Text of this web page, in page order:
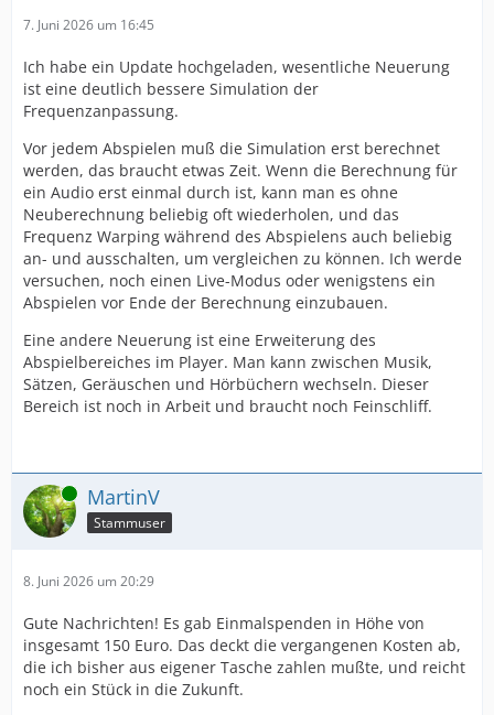
7. Juni 2026 um 16:45
Ich habe ein Update hochgeladen, wesentliche Neuerung
ist eine deutlich bessere Simulation der
Frequenzanpassung.
Vor jedem Abspielen muß die Simulation erst berechnet
werden, das braucht etwas Zeit. Wenn die Berechnung für
ein Audio erst einmal durch ist, kann man es ohne
Neuberechnung beliebig oft wiederholen, und das
Frequenz Warping während des Abspielens auch beliebig
an- und ausschalten, um vergleichen zu können. Ich werde
versuchen, noch einen Live-Modus oder wenigstens ein
Abspielen vor Ende der Berechnung einzubauen.
Eine andere Neuerung ist eine Erweiterung des
Abspielbereiches im Player. Man kann zwischen Musik,
Sätzen, Geräuschen und Hörbüchern wechseln. Dieser
Bereich ist noch in Arbeit und braucht noch Feinschliff.
Online MartinV
Stammuser
8. Juni 2026 um 20:29
Gute Nachrichten! Es gab Einmalspenden in Höhe von
insgesamt 150 Euro. Das deckt die vergangenen Kosten ab,
die ich bisher aus eigener Tasche zahlen mußte, und reicht
noch ein Stück in die Zukunft.